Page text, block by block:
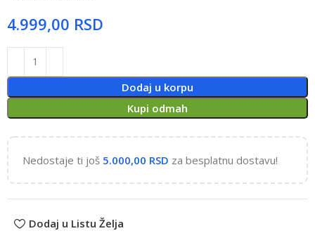
RSD
Dodaj u korpu
Kupi odmah
Nedostaje ti još 5.000,00 RSD za besplatnu dostavu!
Dodaj u Listu Želja